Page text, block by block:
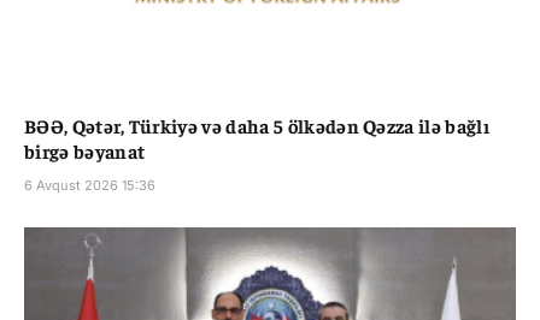
BƏƏ, Qətər, Türkiyə və daha 5 ölkədən Qəzza ilə bağlı
birgə bəyanat
6 Avqust 2026 15:36